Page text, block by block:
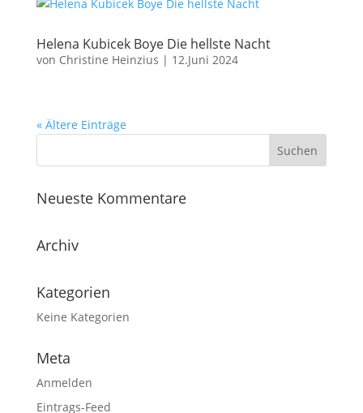
Helena Kubicek Boye Die hellste Nacht
von Christine Heinzius | 12.Juni 2024
« Ältere Einträge
Neueste Kommentare
Archiv
Kategorien
Keine Kategorien
Meta
Anmelden
Eintrags-Feed